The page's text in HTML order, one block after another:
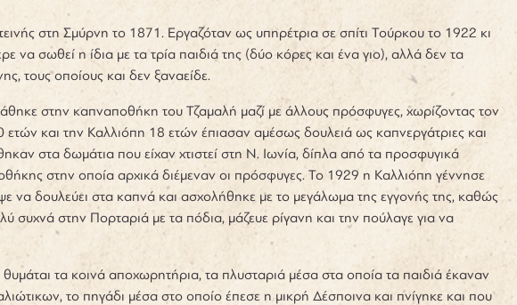
στη Σμύρνη το 1871. Εργαζόταν ως υπηρέτρια σε σπίτι Τούρκου το 1922 κι
να σωθεί η ίδια με τα τρία παιδιά της (δύο κόρες και ένα γιο), αλλά δεν τα
τους οποίους και δεν ξαναείδε.
στην καπναποθήκη του Τζαμαλή μαζί με άλλους πρόσφυγες, χωρίζοντας τον
και την Καλλιόπη 18 ετών έπιασαν αμέσως δουλειά ως καπνεργάτριες και
στα δωμάτια που είχαν χτιστεί στη Ν. Ιωνία, δίπλα από τα προσφυγικά
στην οποία αρχικά διέμεναν οι πρόσφυγες. Το 1929 η Καλλιόπη γέννησε
να δουλεύει στα καπνά και ασχολήθηκε με το μεγάλωμα της εγγονής της, καθώς
συχνά στην Πορταριά με τα πόδια, μάζευε ρίγανη και την πούλαγε για να
τα κοινά αποχωρητήρια, τα πλυσταριά μέσα στα οποία τα παιδιά έκαναν
το πηγάδι μέσα στο οποίο έπεσε η μικρή Δέσποινα και πνίγηκε και που